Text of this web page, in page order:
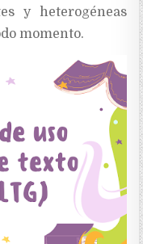
y heterogéneas
momento.